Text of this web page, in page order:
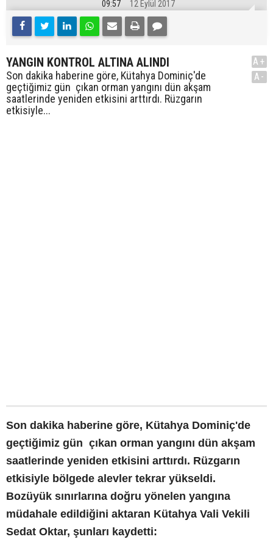
09:57 12 Eylül 2017
YANGIN KONTROL ALTINA ALINDI
Son dakika haberine göre, Kütahya Dominiç'de
geçtiğimiz gün çıkan orman yangını dün akşam
saatlerinde yeniden etkisini arttırdı. Rüzgarın
etkisiyle...
A+
A-
Son dakika haberine göre, Kütahya Dominiç'de
geçtiğimiz gün çıkan orman yangını dün akşam
saatlerinde yeniden etkisini arttırdı. Rüzgarın
etkisiyle bölgede alevler tekrar yükseldi.
Bozüyük sınırlarına doğru yönelen yangına
müdahale edildiğini aktaran Kütahya Vali Vekili
Sedat Oktar, şunları kaydetti: